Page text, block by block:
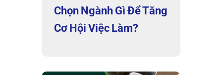
Chọn Ngành Gì Để Tăng
Cơ Hội Việc Làm?